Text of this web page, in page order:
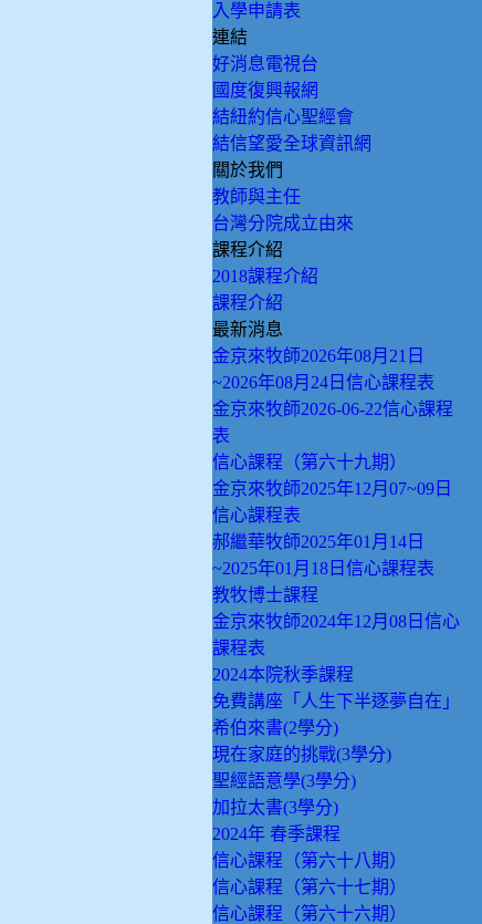
入學申請表
連結
好消息電視台
國度復興報網
結紐約信心聖經會
結信望愛全球資訊網
關於我們
教師與主任
台灣分院成立由來
課程介紹
2018課程介紹
課程介紹
最新消息
金京來牧師2026年08月21日
~2026年08月24日信心課程表
金京來牧師2026-06-22信心課程
表
信心課程（第六十九期）
金京來牧師2025年12月07~09日
信心課程表
郝繼華牧師2025年01月14日
~2025年01月18日信心課程表
教牧博士課程
金京來牧師2024年12月08日信心
課程表
2024本院秋季課程
免費講座「人生下半逐夢自在」
希伯來書(2學分)
現在家庭的挑戰(3學分)
聖經語意學(3學分)
加拉太書(3學分)
2024年 春季課程
信心課程（第六十八期）
信心課程（第六十七期）
信心課程（第六十六期）